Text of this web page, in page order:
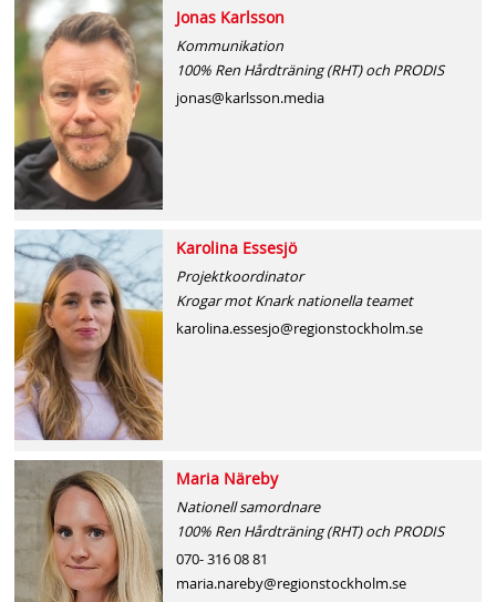
Jonas Karlsson
Kommunikation
100% Ren Hårdträning (RHT) och PRODIS
jonas@karlsson.media
Karolina Essesjö
Projektkoordinator
Krogar mot Knark nationella teamet
karolina.essesjo@regionstockholm.se
Maria Näreby
Nationell samordnare
100% Ren Hårdträning (RHT) och PRODIS
070- 316 08 81
maria.nareby@regionstockholm.se